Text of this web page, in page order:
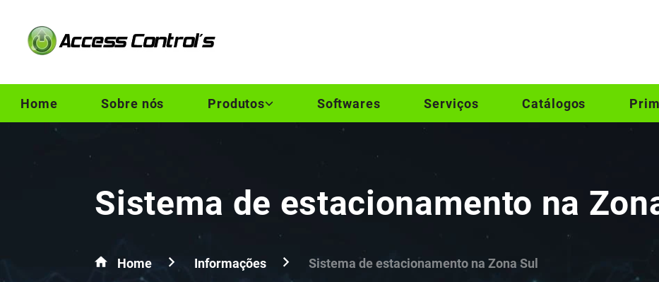
Home Sobre nós Produtos Softwares Serviços Catálogos
Sistema de estacionamento na
Home Informações Sistema de estacionamento na Zona Sul